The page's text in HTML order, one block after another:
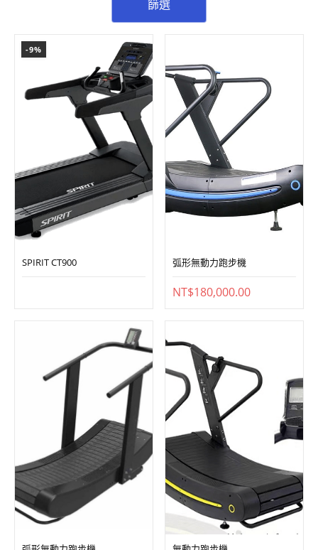
SPIRIT CT900 弧形無動力跑步機
弧形無動力跑步機 無動力跑步機
NT$160,000.00